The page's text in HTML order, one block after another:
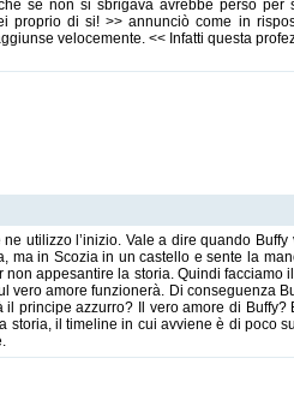
se non si sbrigava avrebbe perso per
proprio di si! >> annunciò come in
velocemente. << Infatti questa
utilizzo l’inizio. Vale a dire quando
ma in Scozia in un castello e sente la
appesantire la storia. Quindi facciamo
vero amore funzionerà. Di conseguenza
principe azzurro? Il vero amore di Buffy?
storia, il timeline in cui avviene è di poco